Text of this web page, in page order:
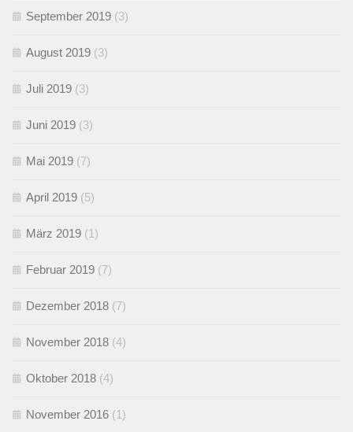
September 2019 (3)
August 2019 (3)
Juli 2019 (3)
Juni 2019 (3)
Mai 2019 (7)
April 2019 (5)
März 2019 (1)
Februar 2019 (7)
Dezember 2018 (7)
November 2018 (4)
Oktober 2018 (4)
November 2016 (1)